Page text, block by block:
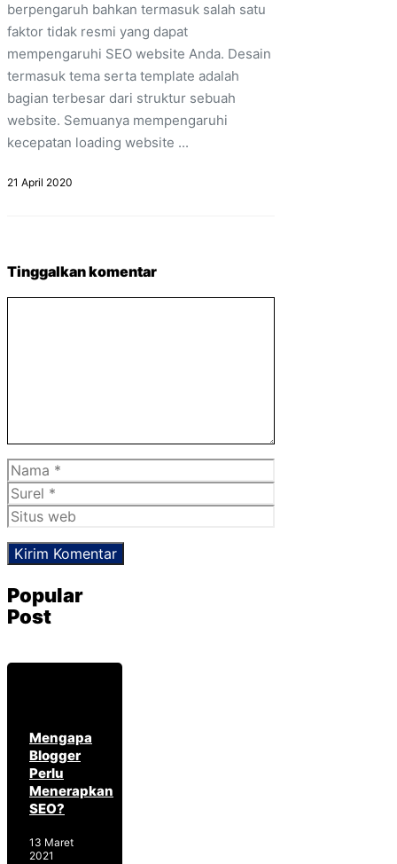
berpengaruh bahkan termasuk salah satu
faktor tidak resmi yang dapat
mempengaruhi SEO website Anda. Desain
termasuk tema serta template adalah
bagian terbesar dari struktur sebuah
website. Semuanya mempengaruhi
kecepatan loading website ...
21 April 2020
Tinggalkan komentar
Nama
Surel
Situs
Popular
Post
Mengapa
Blogger
Perlu
Menerapkan
SEO?
13 Maret
2021